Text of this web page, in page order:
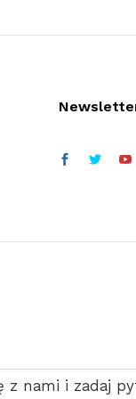
z nami i zadaj